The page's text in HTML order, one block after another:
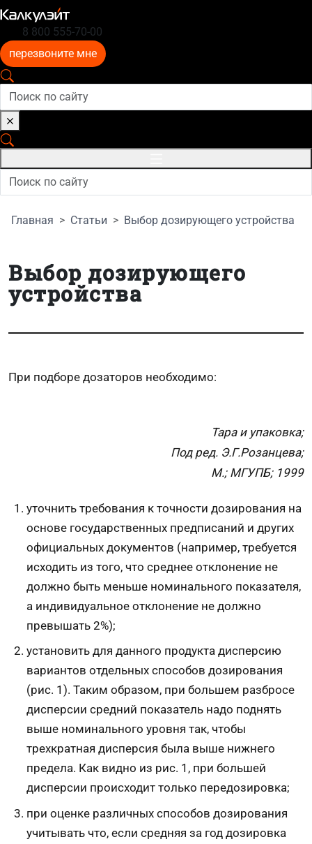
8 800 555-70-00
перезвоните мне
Главная Статьи Выбор дозирующего устройства
Выбор дозирующего
устройства
При подборе дозаторов необходимо:
Тара и упаковка;
Под ред. Э.Г.Розанцева;
М.; МГУПБ; 1999
уточнить требования к точности дозирования на
основе государственных предписаний и других
официальных документов (например, требуется
исходить из того, что среднее отклонение не
должно быть меньше номинального показателя,
а индивидуальное отклонение не должно
превышать 2%);
установить для данного продукта дисперсию
вариантов отдельных способов дозирования
(рис. 1). Таким образом, при большем разбросе
дисперсии средний показатель надо поднять
выше номинального уровня так, чтобы
трехкратная дисперсия была выше нижнего
предела. Как видно из рис. 1, при большей
дисперсии происходит только передозировка;
при оценке различных способов дозирования
учитывать что, если средняя за год дозировка